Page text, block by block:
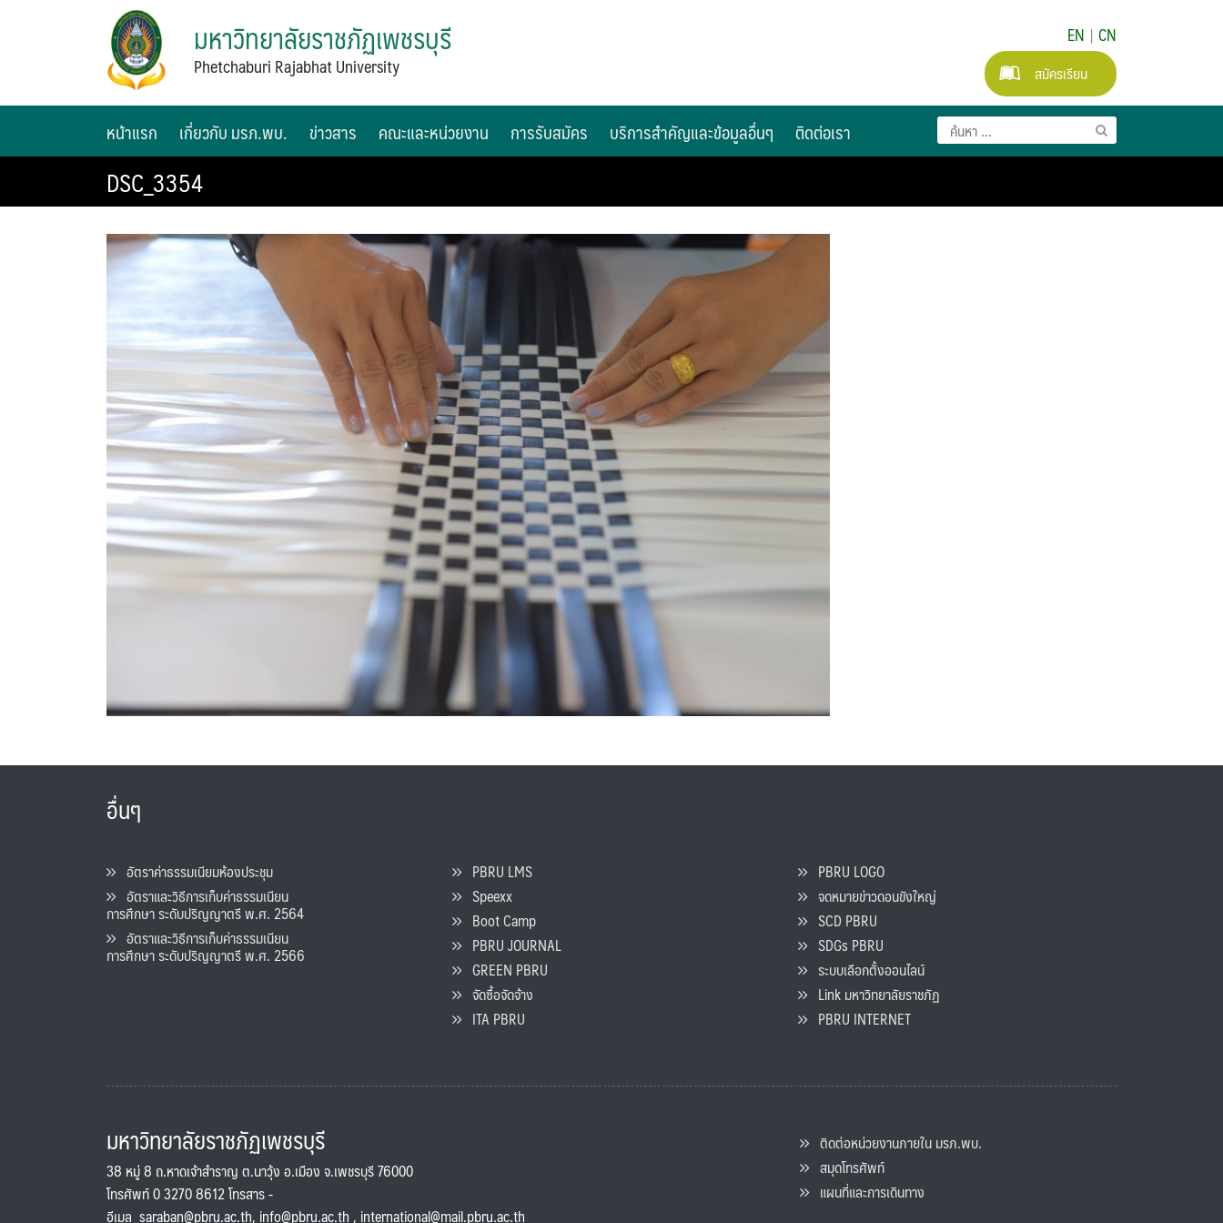
มหาวิทยาลัยราชภัฏเพชรบุรี
Phetchaburi Rajabhat University
EN | CN
สมัครเรียน
หน้าแรก เกี่ยวกับ มรภ.พบ. ข่าวสาร คณะและหน่วยงาน การรับสมัคร บริการสำคัญและข้อมูลอื่นๆ ติดต่อเรา
DSC_3354
อื่นๆ
อัตราค่าธรรมเนียมห้องประชุม
อัตราและวิธีการเก็บค่าธรรมเนียน
การศึกษา ระดับปริญญาตรี พ.ศ. 2564
อัตราและวิธีการเก็บค่าธรรมเนียน
การศึกษา ระดับปริญญาตรี พ.ศ. 2566
PBRU LMS
Speexx
Boot Camp
PBRU JOURNAL
GREEN PBRU
จัดซื้อจัดจ้าง
ITA PBRU
PBRU LOGO
จดหมายข่าวดอนขังใหญ่
SCD PBRU
SDGs PBRU
ระบบเลือกตั้งออนไลน์
Link มหาวิทยาลัยราชภัฏ
PBRU INTERNET
มหาวิทยาลัยราชภัฏเพชรบุรี
38 หมู่ 8 ถ.หาดเจ้าสำราญ ต.นาวุ้ง อ.เมือง จ.เพชรบุรี 76000
โทรศัพท์ 0 3270 8612 โทรสาร -
อีเมล saraban@pbru.ac.th, info@pbru.ac.th, international@mail.pbru.ac.th
ติดต่อหน่วยงานภายใน มรภ.พบ.
สมุดโทรศัพท์
แผนที่และการเดินทาง